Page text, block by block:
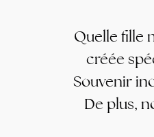
Quelle fille
créée
Souvenir
De plus,